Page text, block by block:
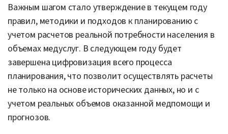
Важным шагом стало утверждение в текущем году
правил, методики и подходов к планированию с
учетом расчетов реальной потребности населения в
объемах медуслуг. В следующем году будет
завершена цифровизация всего процесса
планирования, что позволит осуществлять расчеты
не только на основе исторических данных, но и с
учетом реальных объемов оказанной медпомощи и
прогнозов.